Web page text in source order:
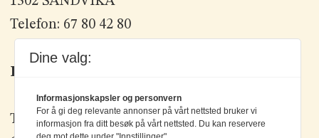
Telefon: 67 80 42 80
Kontakt oss
Tlf: +47 67 80 42 80
Dine valg:
Informasjonskapsler og personvern
For å gi deg relevante annonser på vårt nettsted bruker vi
informasjon fra ditt besøk på vårt nettsted. Du kan reservere